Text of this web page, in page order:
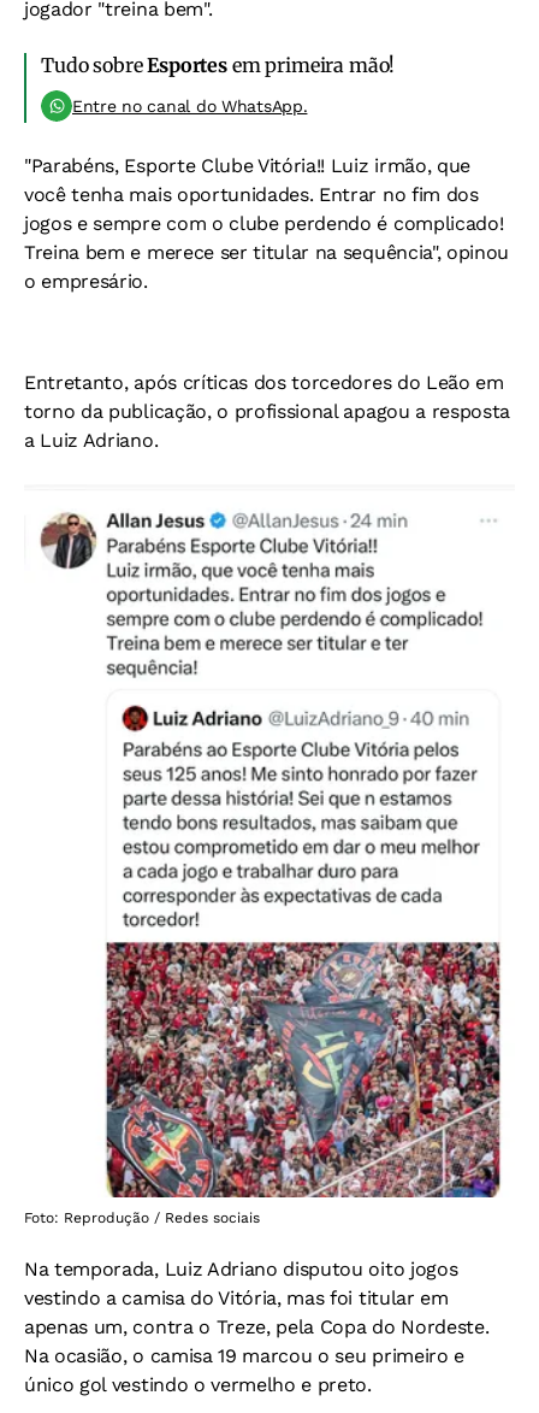
jogador "treina bem".
Tudo sobreEsportesem primeira mão!
Entre no canal do WhatsApp.
"Parabéns, Esporte Clube Vitória!! Luiz irmão, que
você tenha mais oportunidades. Entrar no fim dos
jogos e sempre com o clube perdendo é complicado!
Treina bem e merece ser titular na sequência", opinou
o empresário.
Entretanto, após críticas dos torcedores do Leão em
torno da publicação, o profissional apagou a resposta
a Luiz Adriano.
Foto: Reprodução / Redes sociais
Na temporada, Luiz Adriano disputou oito jogos
vestindo a camisa do Vitória, mas foi titular em
apenas um, contra o Treze, pela Copa do Nordeste.
Na ocasião, o camisa 19 marcou o seu primeiro e
único gol vestindo o vermelho e preto.